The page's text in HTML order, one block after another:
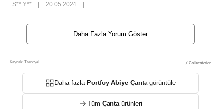
S** Y** 20.05.2024
Daha Fazla Yorum Göster
Kaynak: Trendyol ⚡ CollectAction
Daha fazla Portfoy Abiye Çantagörüntüle
TümÇantaürünleri